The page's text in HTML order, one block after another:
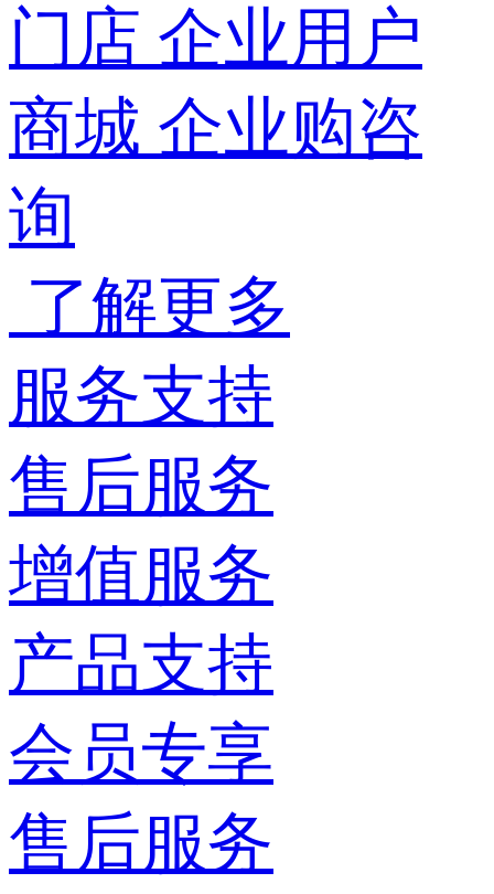
门店 企业用户
商城 企业购咨
询
了解更多
服务支持
售后服务
增值服务
产品支持
会员专享
售后服务